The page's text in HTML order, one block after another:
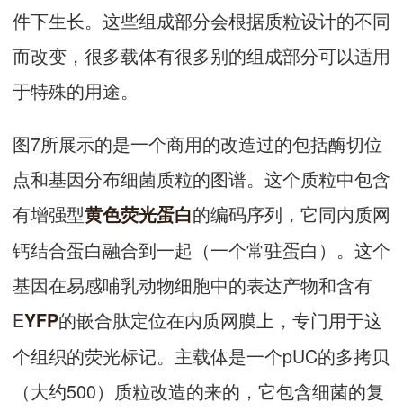
件下生长。这些组成部分会根据质粒设计的不同
而改变，很多载体有很多别的组成部分可以适用
于特殊的用途。
图7所展示的是一个商用的改造过的包括酶切位
点和基因分布细菌质粒的图谱。这个质粒中包含
有增强型黄色荧光蛋白的编码序列，它同内质网
钙结合蛋白融合到一起（一个常驻蛋白）。这个
基因在易感哺乳动物细胞中的表达产物和含有
EYFP的嵌合肽定位在内质网膜上，专门用于这
个组织的荧光标记。主载体是一个pUC的多拷贝
（大约500）质粒改造的来的，它包含细菌的复